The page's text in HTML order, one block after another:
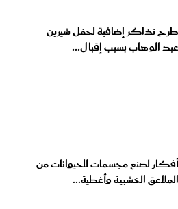
طرح تذاكر إضافية لحفل شيرين
عبد الوهاب بسبب إقبال...
أفكار لصنع مجسمات للحيوانات من
الملاعق الخشبية وأغطية...